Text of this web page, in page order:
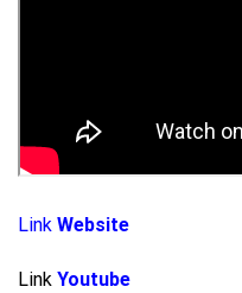
Link Website
Link Youtube